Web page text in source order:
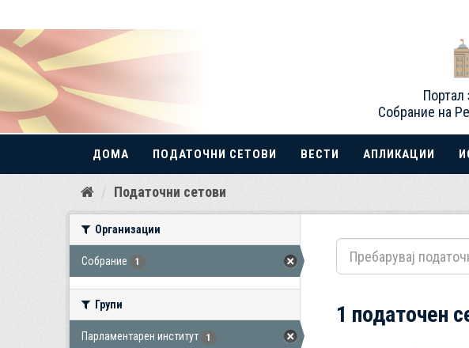
Прескокнете
Портал
Собрание на
ДОМА ПОДАТОЧНИ СЕТОВИ ВЕСТИ АПЛИКАЦИИ
Податочни сетови
Организации
Собрание 1
Групи
Парламентарен институт 1
1 податочен